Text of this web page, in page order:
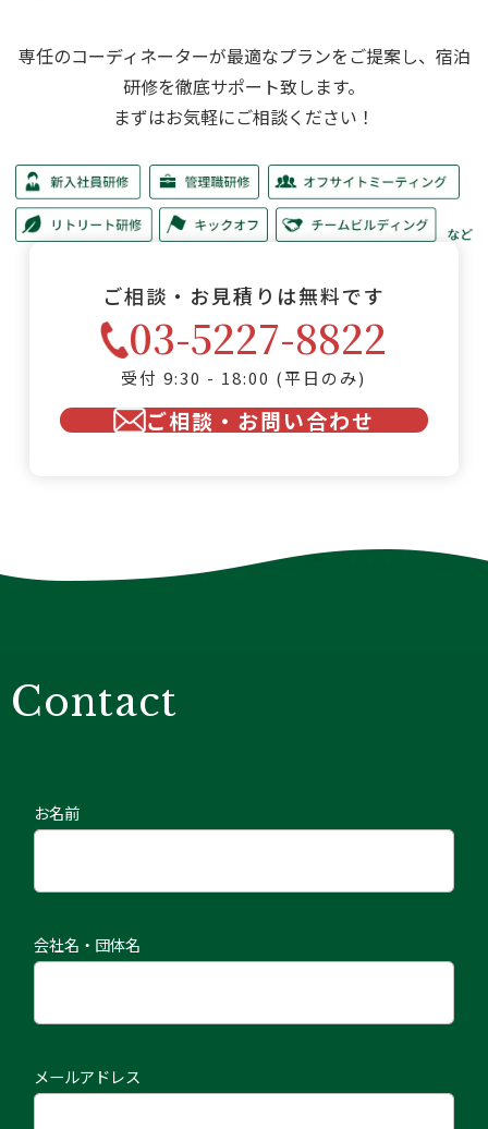
専任のコーディネーターが最適なプランをご提案し、 宿泊
研修を徹底サポート致します。
まずはお気軽にご相談ください！
ご相談・お見積りは無料です
03-5227-8822
受付 9:30 - 18:00 (平日のみ)
ご相談・お問い合わせ
Contact
お名前
会社名・団体名
メールアドレス